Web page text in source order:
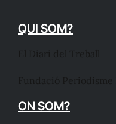
QUI SOM?
ON SOM?